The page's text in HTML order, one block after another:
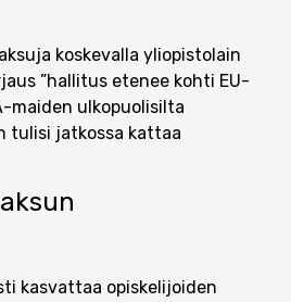
koskevalla yliopistolain
”hallitus etenee kohti EU-
maiden ulkopuolisilta
tulisi jatkossa kattaa
kasvattaa opiskelijoiden